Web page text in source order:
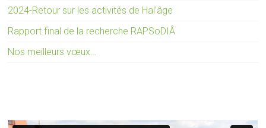
2024-Retour sur les activités de Hal’âge
Rapport final de la recherche RAPSoDIÂ
Nos meilleurs vœux…